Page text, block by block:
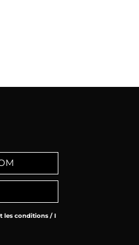
les conditions / I